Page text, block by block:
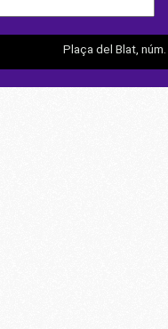
Plaça del Blat,